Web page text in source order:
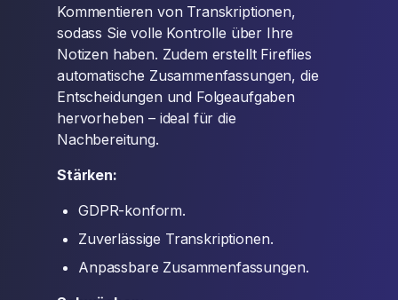
Kommentieren von Transkriptionen,
sodass Sie volle Kontrolle über Ihre
Notizen haben. Zudem erstellt Fireflies
automatische Zusammenfassungen, die
Entscheidungen und Folgeaufgaben
hervorheben – ideal für die
Nachbereitung.
Stärken:
GDPR-konform.
Zuverlässige Transkriptionen.
Anpassbare Zusammenfassungen.